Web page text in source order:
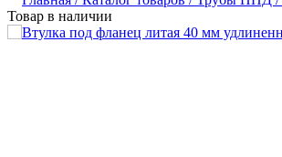
Товар в наличии